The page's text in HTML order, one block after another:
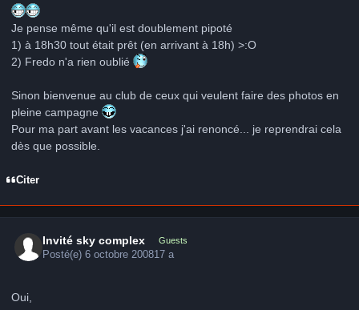
Je pense même qu'il est doublement pipoté
1) à 18h30 tout était prêt (en arrivant à 18h) >:O
2) Fredo n'a rien oublié
Sinon bienvenue au club de ceux qui veulent faire des photos en
pleine campagne
Pour ma part avant les vacances j'ai renoncé... je reprendrai cela
dès que possible.
Citer
Invité sky complex Guests
Posté(e)6 octobre 200817 a
Oui,